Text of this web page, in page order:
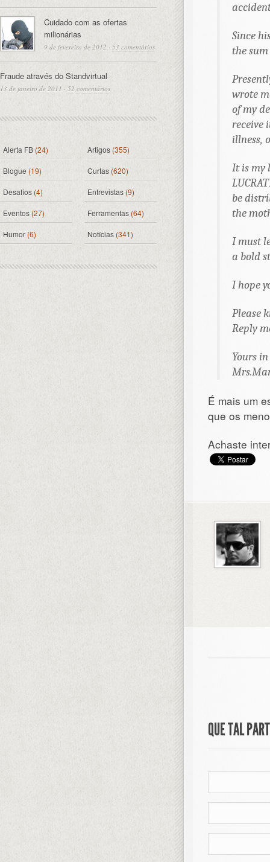
Since
the
wrote
of my
receive
illness,
It is my
be
the
I must
a bold
I hope
Please
Reply
Yours
É mais um
que os
Achaste
QUE TAL
Cuidado com as ofertas
milionárias
9 de fevereiro de 2012 · 53 comentários
Fraude através do Standvirtual
13 de janeiro de 2011 · 52 comentários
Alerta FB(24) Artigos (355)
Blogue (19) Curtas (620)
Desafios (4) Entrevistas (9)
Eventos(27) Ferramentas(64)
Humor (6) Notícias(341)